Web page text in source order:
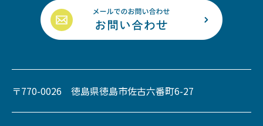
〒770-0026 徳島県徳島市佐古六番町6-27